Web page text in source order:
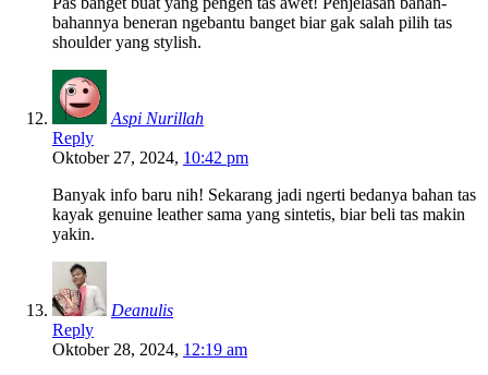
bahannya beneran ngebantu banget biar gak salah pilih tas
shoulder yang stylish.
Aspi Nurillah
Reply
Oktober 27, 2024, 10:42 pm
Banyak info baru nih! Sekarang jadi ngerti bedanya bahan tas
kayak genuine leather sama yang sintetis, biar beli tas makin
yakin.
Deanulis
Reply
Oktober 28, 2024, 12:19 am